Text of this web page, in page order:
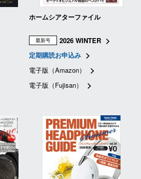
ホームシアターファイル
最新号
2026 WINTER
定期購読お申込み
電子版（Amazon）
電子版（Fujisan）